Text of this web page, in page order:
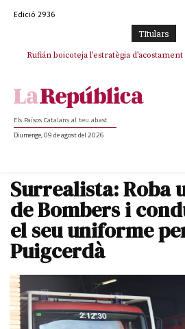
Edició 2936
TItulars
Rufián boicoteja l’estratègia
Els Països Catalans al teu abast
Diumenge, 09 de agost del 2026
Surrealista: Roba
de Bombers i
el seu uniforme
Puigcerdà